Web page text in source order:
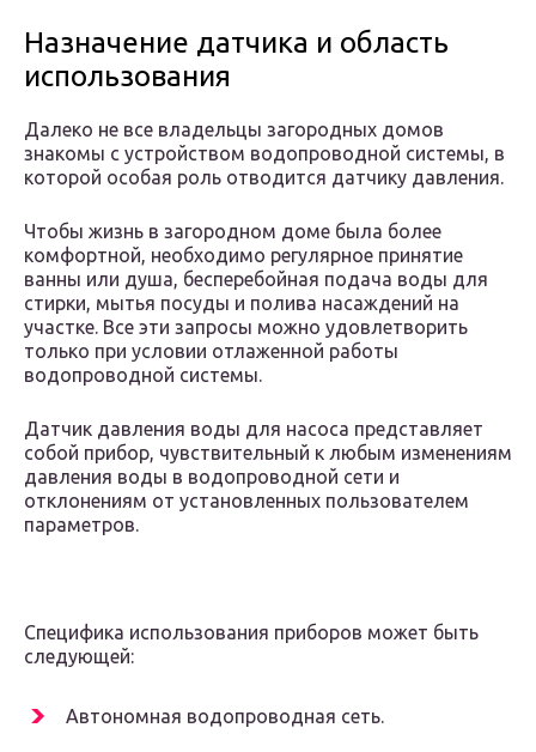
Назначение датчика и область
использования
Далеко не все владельцы загородных домов
знакомы с устройством водопроводной системы, в
которой особая роль отводится датчику давления.
Чтобы жизнь в загородном доме была более
комфортной, необходимо регулярное принятие
ванны или душа, бесперебойная подача воды для
стирки, мытья посуды и полива насаждений на
участке. Все эти запросы можно удовлетворить
только при условии отлаженной работы
водопроводной системы.
Датчик давления воды для насоса представляет
собой прибор, чувствительный к любым изменениям
давления воды в водопроводной сети и
отклонениям от установленных пользователем
параметров.
Специфика использования приборов может быть
следующей:
Автономная водопроводная сеть.